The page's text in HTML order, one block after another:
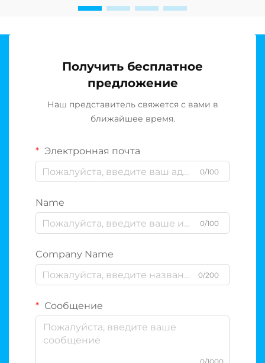
Получить бесплатное
предложение
Наш представитель свяжется с вами в
ближайшее время.
Электронная почта
0/100
Name
0/100
Company Name
0/200
Сообщение